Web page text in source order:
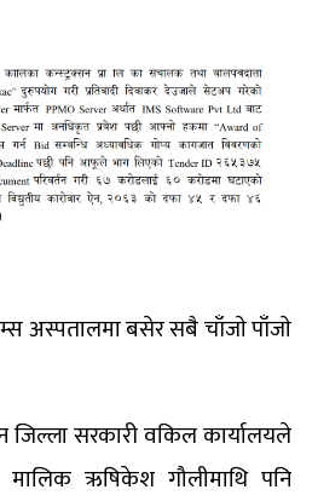
अस्पतालमा बसेर सबै चाँजाे पाँजाे
जिल्ला सरकारी वकिल कार्यालयले
ऋषिकेश गौलीमाथि पनि